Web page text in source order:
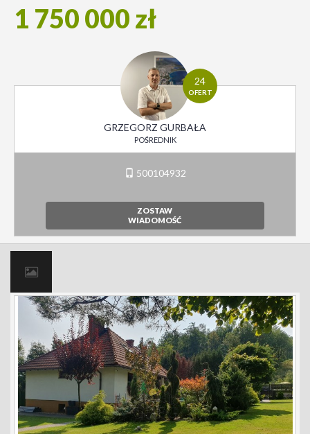
1 750 000 zł
24
OFERT
GRZEGORZ GURBAŁA
POŚREDNIK
500104932
ZOSTAW
WIADOMOŚĆ